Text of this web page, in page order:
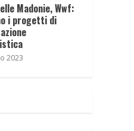
Madonie, Wwf:
i progetti di
2023